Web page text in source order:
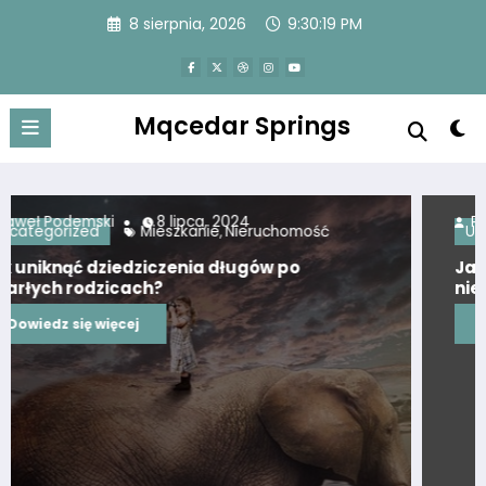
8 sierpnia, 2026 9:30:20 PM
Mqcedar Springs
Uncategorized
Jak znaleźć najlepszą firmę skupu
nieruchomości?
Dowiedz się więcej
Paweł Podemski 28 czerwca, 2024